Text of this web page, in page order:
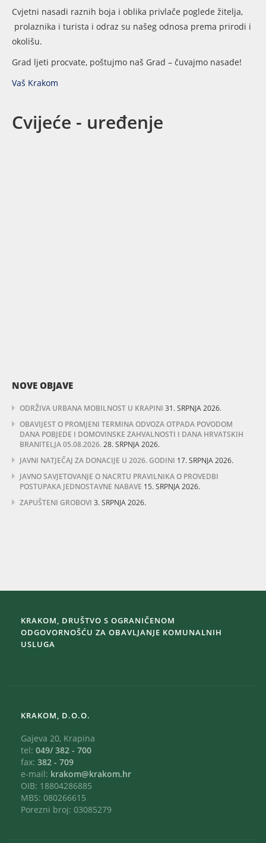
Cvjetni nasadi raznih boja i oblika privlače poglede žitelja,
prolaznika i turista i odraz su našeg odnosa prema prirodi i
okolišu.
Grad ljeti procvate, poštujmo naš Grad – čuvajmo nasade!
Vaš Krakom
Cvijeće - uređenje
NOVE OBJAVE
ODRŽIVA URBANA MOBILNOST U KRAPINI 31. SRPNJA 2026.
OBAVIJEST O PROMJENI TERMINA ODVOZA OTPADA POVODOM
DANA POBJEDE I DOMOVINSKE ZAHVALNOSTI I DANA HRVATSKIH
BRANITELJA 05.08.2026.28. SRPNJA 2026.
JAVNI NATJEČAJ ZA DONACIJE U 2026. GODINI 17. SRPNJA 2026.
JAVNO SAVJETOVANJE O NACRTU PRAVILNIKA O PROVEDBI
POSTUPAKA JEDNOSTAVNE NABAVE 15. SRPNJA 2026.
ZAPUŠTENI GROBOVI 3. SRPNJA 2026.
KRAKOM, DRUŠTVO S OGRANIČENOM
ODGOVORNOŠĆU ZA OBAVLJANJE KOMUNALNIH
USLUGA
KRAKOM, D.O.O.
Gajeva 20, Krapina
tel: 049/ 382 - 700
fax: 382 - 709
e-mail: krakom@krakom.hr
OIB: 18804286885
MBS: 080266615
Porezni broj: 03085279